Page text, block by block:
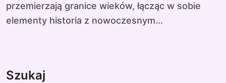
przemierzają granice wieków, łącząc w sobie
elementy historia z nowoczesnym...
Szukaj